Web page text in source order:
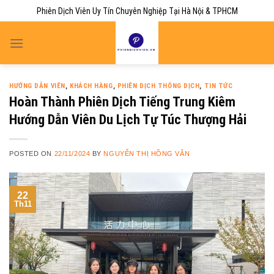
to
content
Phiên Dịch Viên Uy Tín Chuyên Nghiệp Tại Hà Nội & TPHCM
HƯỚNG DẪN VIÊN, KHÁCH HÀNG, PHIÊN DỊCH THÔNG DỊCH, TIN TỨC
Hoàn Thành Phiên Dịch Tiếng Trung Kiêm
Hướng Dẫn Viên Du Lịch Tự Túc Thượng Hải
POSTED ON 22/11/2024 BYNGUYỄN THỊ HỒNG VÂN
22
Th11